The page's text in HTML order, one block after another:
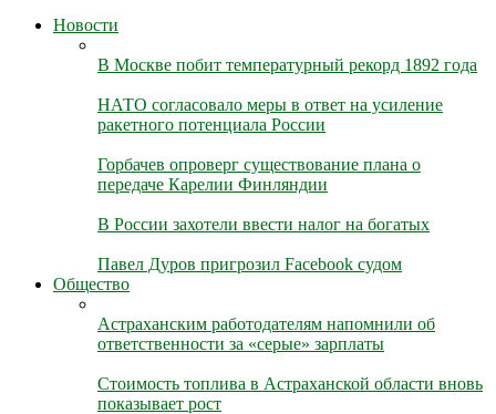
Новости
В Москве побит температурный рекорд 1892 года
НАТО согласовало меры в ответ на усиление
ракетного потенциала России
Горбачев опроверг существование плана о
передаче Карелии Финляндии
В России захотели ввести налог на богатых
Павел Дуров пригрозил Facebook судом
Общество
Астраханским работодателям напомнили об
ответственности за «серые» зарплаты
Стоимость топлива в Астраханской области вновь
показывает рост